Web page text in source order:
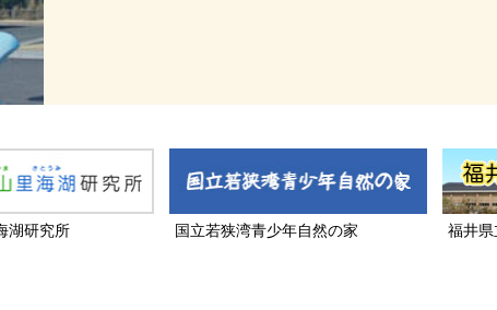
湖研究所 国立若狭湾青少年自然の家 福井県